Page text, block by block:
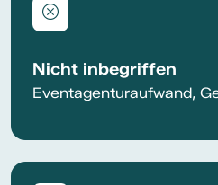
Nicht inbegriffen
Eventagenturaufwand,